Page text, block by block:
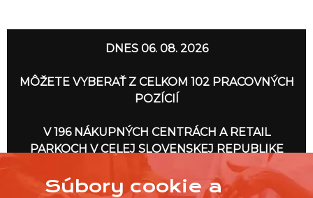
DNES 06. 08. 2026
MÔŽETE VYBERAŤ Z CELKOM 102 PRACOVNÝCH
POZÍCIÍ
V 196 NÁKUPNÝCH CENTRÁCH A RETAIL
PARKOCH V CELEJ SLOVENSKEJ REPUBLIKE
IDEME NA TO
Súbory cookie a